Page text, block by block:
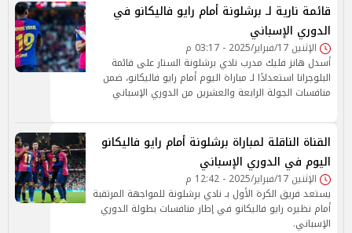
قائمة نارية لـ برشلونة أمام رايو فاليكانو في
الدوري الإسباني
الإثنين 17/فبراير/2025 - 03:17 م
أسدل هانز فليك مدرب نادي برشلونة الستار على قائمة
البلوجرانا استعدادًا لـ مباراة اليوم أمام رايو فاليكانو، ضمن
منافسات الجولة الرابعة والعشرين من الدوري الإسباني
القناة الناقلة لمباراة برشلونة أمام رايو فاليكانو
اليوم في الدوري الإسباني
الإثنين 17/فبراير/2025 - 12:42 م
يستعد فريق الكرة الأول بـ نادي برشلونة للمواجهة المرتقبة
أمام نظيره رايو فاليكانو في إطار منافسات بطولة الدوري
الإسباني.